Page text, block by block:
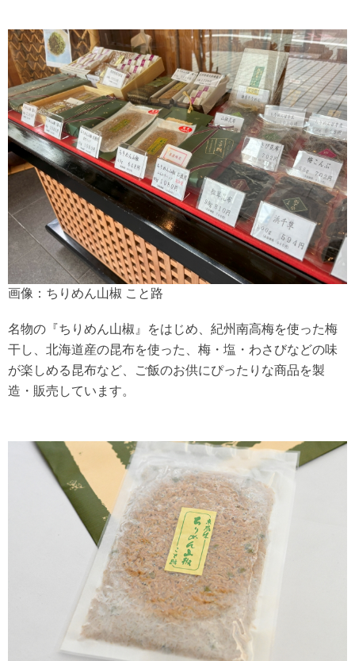
画像：ちりめん山椒 こと路
名物の『ちりめん山椒』をはじめ、紀州南高梅を使った梅
干し、北海道産の昆布を使った、梅・塩・わさびなどの味
が楽しめる昆布など、ご飯のお供にぴったりな商品を製
造・販売しています。